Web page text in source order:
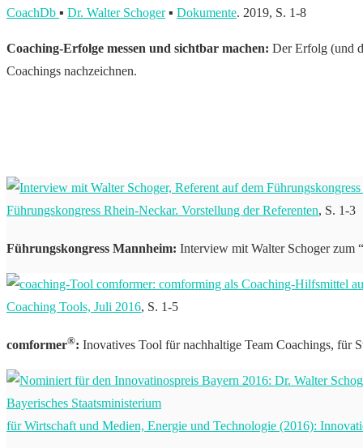
CoachDb ▪ Dr. Walter Schoger▪ Dokumente. 2019, S. 1-8
Coaching-Erfolge messen und sichtbar machen: Der Erfolg (und
Coachings nachzeichnen.
Führungskongress Rhein-Neckar. Vorstellung der Referenten, S. 1-3
Führungskongress Mannheim: Interview mit Walter Schoger zum
Coaching Tools, Juli 2016, S. 1-5
comformer®: Inovatives Tool für nachhaltige Team Coachings, für
Bayerisches Staatsministerium
für Wirtschaft und Medien, Energie und Technologie (2016):